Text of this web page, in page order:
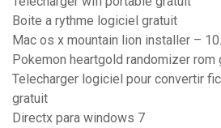
Boite a rythme logiciel gratuit
Mac os x mountain lion installer –
Pokemon heartgold randomizer rom
Telecharger logiciel pour convertir
gratuit
Directx para windows 7